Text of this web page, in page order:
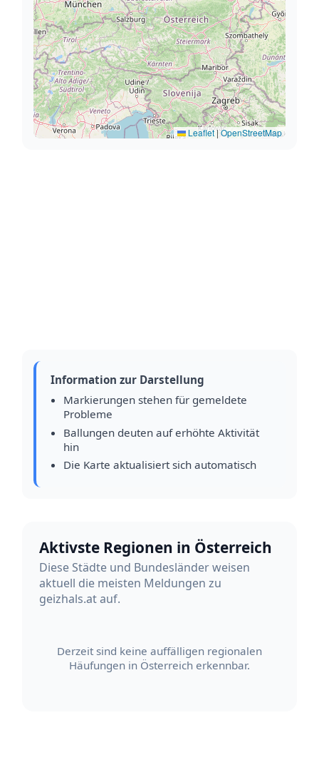
Leaflet| OpenStreetMap
Information zur Darstellung
Markierungen stehen für gemeldete
Probleme
Ballungen deuten auf erhöhte Aktivität
hin
Die Karte aktualisiert sich automatisch
Aktivste Regionen in Österreich
Diese Städte und Bundesländer weisen
aktuell die meisten Meldungen zu
geizhals.at auf.
Derzeit sind keine auffälligen regionalen
Häufungen in Österreich erkennbar.